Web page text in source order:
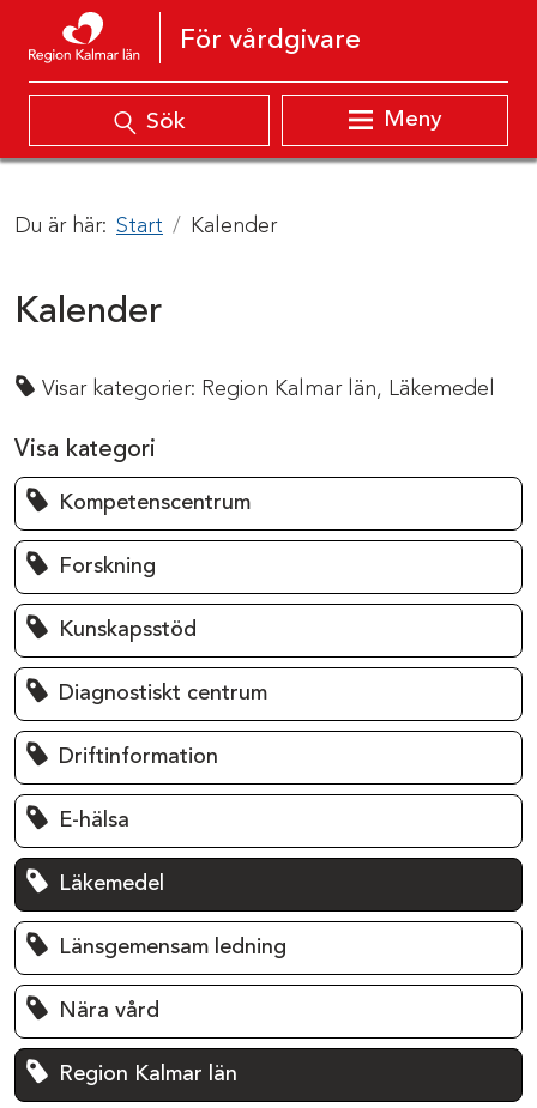
Hoppa till innehåll
För vårdgivare
Sök Meny
Du är här: Start Kalender
Kalender
Visar kategorier: Region Kalmar län, Läkemedel
Visa kategori
Kompetenscentrum
Forskning
Kunskapsstöd
Diagnostiskt centrum
Driftinformation
E-hälsa
Läkemedel
Länsgemensam ledning
Nära vård
Region Kalmar län